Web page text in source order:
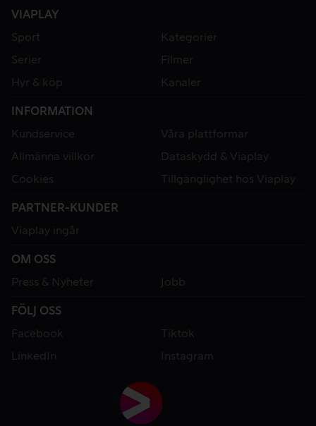
VIAPLAY
Sport
Kategorier
Serier
Filmer
Hyr & köp
Kanaler
INFORMATION
Kundservice
Våra plattformar
Allmänna villkor
Dataskydd & Viaplay
Cookies
Tillgänglighet hos Viaplay
PARTNER-KUNDER
Viaplay ingår
OM OSS
Press & Nyheter
Jobb
FÖLJ OSS
Facebook
Tiktok
LinkedIn
Instagram